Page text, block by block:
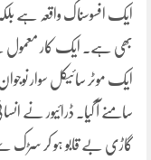
ایک افسوسناک واقعہ ہے
بھی ہے۔ ایک کار معمول
ایک موٹر سائیکل سوار
سامنے آ گیا۔ ڈرائیور نے
گاڑی بے قابو ہو کر سڑک